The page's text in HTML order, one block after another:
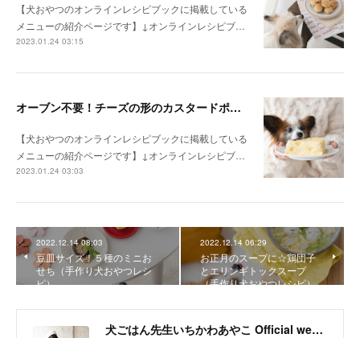
【犬おやつのオンラインレシピブックに掲載している
メニューの紹介ページです】↓オンラインレシピブ…
2023.01.24 03:15
オーブン不要！チーズの形のカスタードポテトケーキ（手作り犬おやつレシピ）
【犬おやつのオンラインレシピブックに掲載している
メニューの紹介ページです】↓オンラインレシピブ…
2023.01.24 03:03
2022.12.14 08:03
豆皿サイズ！５種のミニお
せち（手作り犬おやつレシ
ピ）
2022.12.14 06:29
お正月のスープに☆鶏団子
とエリンギトックスープ
（手作り犬おやつレシピ）
犬ごはん先生いちかわあやこ Official web site